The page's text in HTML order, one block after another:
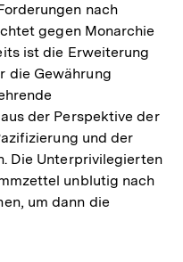
nach
gegen Monarchie
ist die Erweiterung
die Gewährung
der Perspektive der
und der
Die Unterprivilegierten
unblutig nach
um dann die